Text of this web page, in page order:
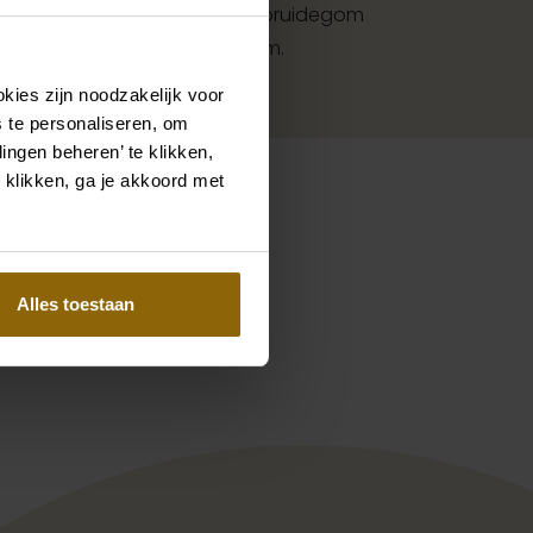
zijn noodzakelijk voor
personaliseren, om
beheren’ te klikken,
klikken, ga je akkoord met
Alles toestaan
accessoires voor bruid en bruidegom
jouw jurk of trouwkostuum.
Pinterest
Muse by Berta 24-P102